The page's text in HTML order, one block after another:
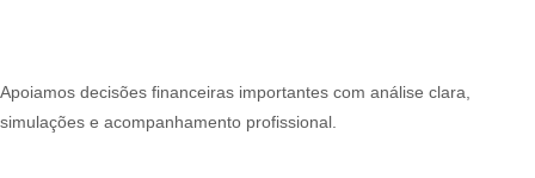
Apoiamos decisões financeiras importantes com análise clara,
simulações e acompanhamento profissional.